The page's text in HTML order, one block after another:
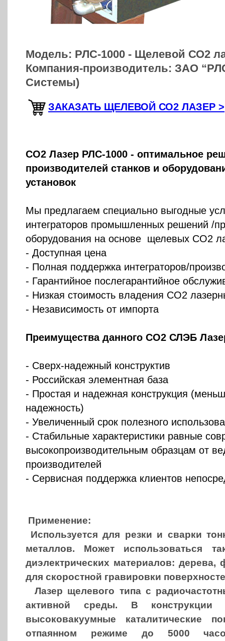
Модель: РЛС-1000 - Щелевой СО2
Компания-производитель: ЗАО
Системы)
ЗАКАЗАТЬ ЩЕЛЕВОЙ СО2 ЛАЗЕР >
CO2 Лазер РЛС-1000 - оптимальное
производителей станков и
установок
Мы предлагаем специально выгодные
интеграторов промышленных решений /
оборудования на основе щелевых СО2
- Доступная цена
- Полная поддержка интеграторов/
- Гарантийное послегарантийное
- Низкая стоимость владения СО2
- Независимость от импорта
Преимущества данного CO2 СЛЭБ
- Сверх-надежный конструктив
- Российская элементная база
- Простая и надежная конструкция
надежность)
- Увеличенный срок полезного
- Стабильные характеристики равные
высокопроизводительным образцам от
производителей
- Сервисная поддержка клиентов
Применение:
Используется для резки и сварки
металлов. Может использоваться
диэлектрических материалов:
для скоростной гравировки
Лазер щелевого типа с
активной среды. В конструкции
высоковакуумные каталитические
отпаянном режиме до 5000